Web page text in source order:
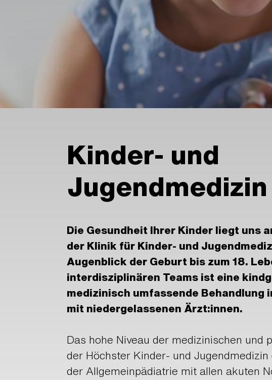
Kinder- und
Jugendmedizin
Die Gesundheit Ihrer Kinder liegt uns
der Klinik für Kinder- und
Augenblick der Geburt bis zum 18.
interdisziplinären Teams ist eine
medizinisch umfassende Behandlung
mit niedergelassenen Ärzt:innen.
Das hohe Niveau der medizinischen und
der Höchster Kinder- und
der Allgemeinpädiatrie mit allen akuten